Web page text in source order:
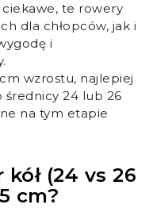
ciekawe, te rowery
dla chłopców, jak i
i
wzrostu, najlepiej
średnicy 24 lub 26
na tym etapie
(24 vs 26
cm?